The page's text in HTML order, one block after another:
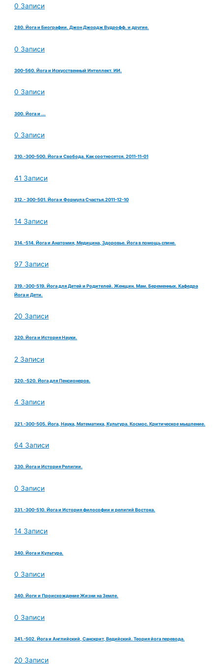
0 Записи
280. Йога и Биографии. Джон Джордж Вудрофф. и другие.
0 Записи
300-560. Йога и Искусственный Интеллект. ИИ.
0 Записи
300. Йога и ...
0 Записи
310.-300-500. Йога и Свобода. Как соотносятся. 2011-11-01
41 Записи
312.- 300-501. Йога и Формула Счастья.2011-12-10
14 Записи
314.-514. Йога и Анатомия, Медицина, Здоровье. Йога в помощь спине.
97 Записи
319.-300-519. Йога для Детей и Родителей. Женщин. Мам. Беременных. Кафедра
Йога и Дети.
20 Записи
320. Йога и История Науки.
2 Записи
320.-520. Йога для Пенсионеров.
4 Записи
321.-300-505. Йога, Наука, Математика, Культура. Космос. Критическое мышление.
64 Записи
330. Йога и История Религии.
0 Записи
331.-300-510. Йога и История философии и религий Востока.
14 Записи
340. Йога и Культура.
0 Записи
340. Йоги и Происхождение Жизни на Земле.
0 Записи
341.-502. Йога и Английский, Санскрит, Ведийский. Теория йога перевода.
20 Записи